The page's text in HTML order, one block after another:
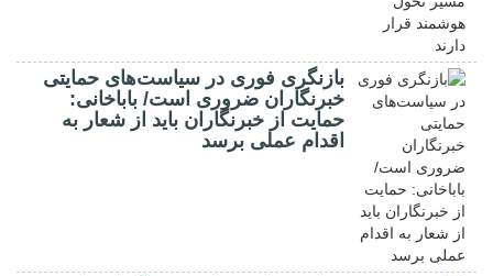
بازنگری فوری در سیاست‌های حمایتی
خبرنگاران ضروری است/ باباخانی:
حمایت از خبرنگاران باید از شعار به
اقدام عملی برسد